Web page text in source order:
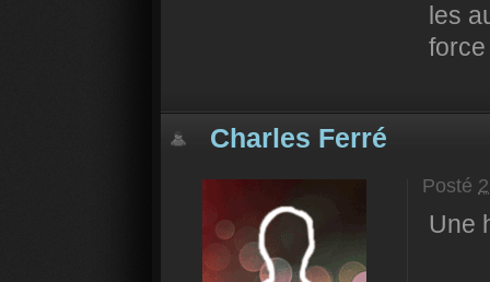
les
Charles Ferré
Posté
Une